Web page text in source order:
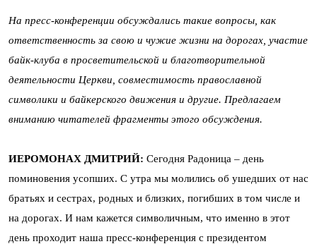
На пресс-конференции обсуждались такие вопросы, как
ответственность за свою и чужие жизни на дорогах, участие
байк-клуба в просветительской и благотворительной
деятельности Церкви, совместимость православной
символики и байкерского движения и другие. Предлагаем
вниманию читателей фрагменты этого обсуждения.
ИЕРОМОНАХ ДМИТРИЙ: Сегодня Радоница – день
поминовения усопших. С утра мы молились об ушедших от нас
братьях и сестрах, родных и близких, погибших в том числе и
на дорогах. И нам кажется символичным, что именно в этот
день проходит наша пресс-конференция с президентом